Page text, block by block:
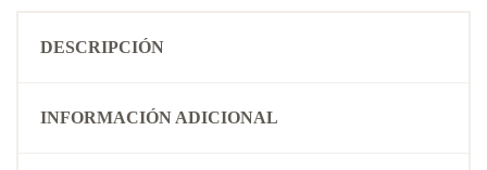
DESCRIPCIÓN
INFORMACIÓN ADICIONAL